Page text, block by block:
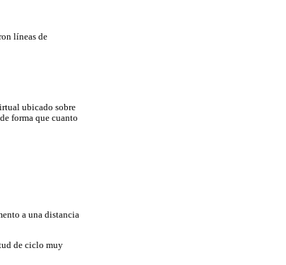
líneas de
ubicado sobre
forma que cuanto
a una distancia
de ciclo muy